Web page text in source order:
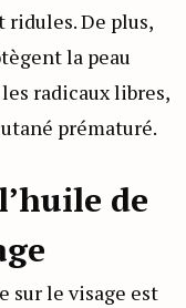
ridules. De plus,
la peau
radicaux libres,
prématuré.
de
sur le visage est